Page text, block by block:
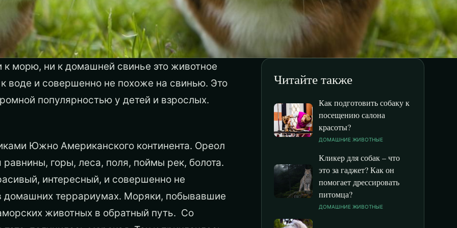
морю, ни к домашней свинье это животное
воде и совершенно не похоже на свинью. Это
популярностью у детей и взрослых.
Южно Американского континента. Ореол
горы, леса, поля, поймы рек, болота.
интересный, и совершенно не
домашних террариумах. Моряки, побывавшие
животных в обратный путь. Со
Читайте также
Как подготовить собаку к
посещению салона
красоты?
ДОМАШНИЕ ЖИВОТНЫЕ
Кликер для собак – что
это за гаджет? Как он
помогает дрессировать
питомца?
ДОМАШНИЕ ЖИВОТНЫЕ